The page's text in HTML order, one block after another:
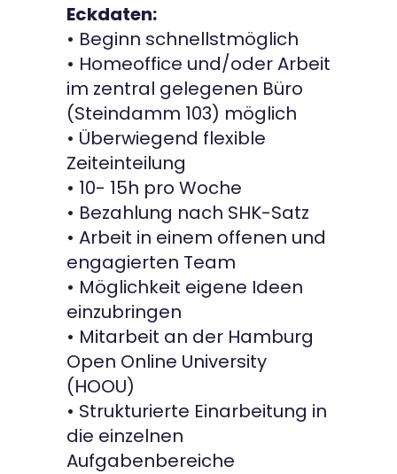
Eckdaten:
• Beginn schnellstmöglich
• Homeoffice und/oder Arbeit
im zentral gelegenen Büro
(Steindamm 103) möglich
• Überwiegend flexible
Zeiteinteilung
• 10- 15h pro Woche
• Bezahlung nach SHK-Satz
• Arbeit in einem offenen und
engagierten Team
• Möglichkeit eigene Ideen
einzubringen
• Mitarbeit an der Hamburg
Open Online University
(HOOU)
• Strukturierte Einarbeitung in
die einzelnen
Aufgabenbereiche